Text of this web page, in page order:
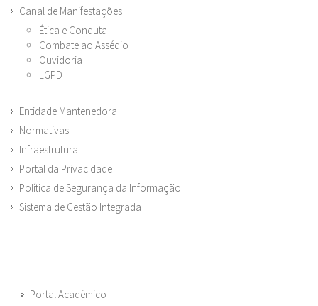
Canal de Manifestações
Ética e Conduta
Combate ao Assédio
Ouvidoria
LGPD
Entidade Mantenedora
Normativas
Infraestrutura
Portal da Privacidade
Política de Segurança da Informação
Sistema de Gestão Integrada
Portal Acadêmico